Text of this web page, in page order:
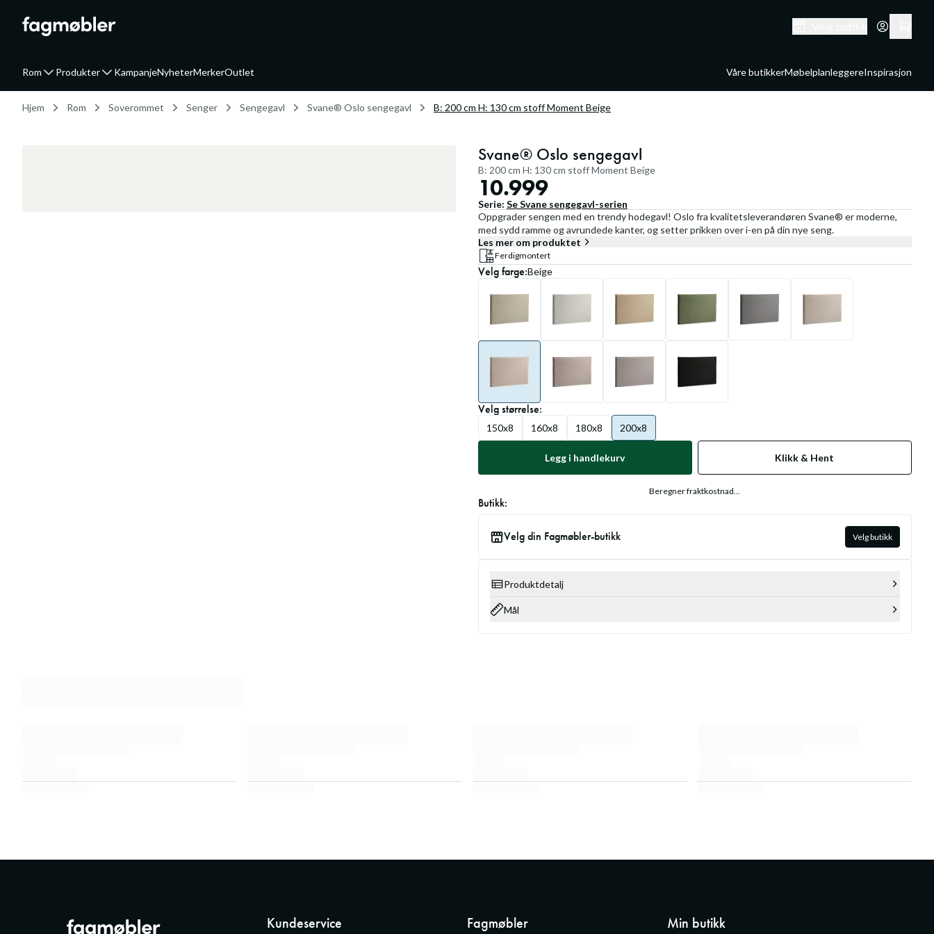
Rom Produkter KampanjeNyheterMerkerOutlet Våre butikkerMøbelplanleggereInspirasjon
Hjem Rom Soverommet Senger Sengegavl Svane® Oslo sengegavl B: 200 cm H: 130 cm stoff Moment Beige
Svane® Oslo sengegavl
B: 200 cm H: 130 cm stoff Moment Beige
10.999
Serie: SeSvane sengegavl-serien
Oppgrader sengen med en trendy hodegavl! Oslo fra kvalitetsleverandøren Svane® er moderne,
med sydd ramme og avrundede kanter, og setter prikken over i-en på din nye seng.
Les mer om produktet
Ferdigmontert
Velgfarge:Beige
Velgstørrelse:
150x8 160x8 180x8 200x8
Legg i handlekurv Klikk & Hent
Beregner fraktkostnad...
Butikk:
Velg din Fagmøbler-butikk Velg butikk
Produktdetalj
Mål
Kundeservice Fagmøbler Min butikk